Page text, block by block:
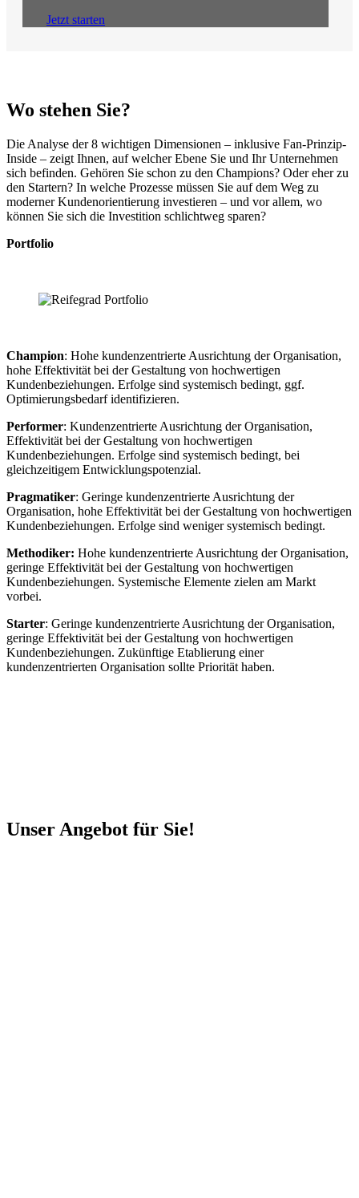
Jetzt starten
Wo stehen Sie?
Die Analyse der 8 wichtigen Dimensionen – inklusive Fan-Prinzip-
Inside – zeigt Ihnen, auf welcher Ebene Sie und Ihr Unternehmen
sich befinden. Gehören Sie schon zu den Champions? Oder eher zu
den Startern? In welche Prozesse müssen Sie auf dem Weg zu
moderner Kundenorientierung investieren – und vor allem, wo
können Sie sich die Investition schlichtweg sparen?
Portfolio
Champion: Hohe kundenzentrierte Ausrichtung der Organisation,
hohe Effektivität bei der Gestaltung von hochwertigen
Kundenbeziehungen. Erfolge sind systemisch bedingt, ggf.
Optimierungsbedarf identifizieren.
Performer: Kundenzentrierte Ausrichtung der Organisation,
Effektivität bei der Gestaltung von hochwertigen
Kundenbeziehungen. Erfolge sind systemisch bedingt, bei
gleichzeitigem Entwicklungspotenzial.
Pragmatiker: Geringe kundenzentrierte Ausrichtung der
Organisation, hohe Effektivität bei der Gestaltung von hochwertigen
Kundenbeziehungen. Erfolge sind weniger systemisch bedingt.
Methodiker: Hohe kundenzentrierte Ausrichtung der Organisation,
geringe Effektivität bei der Gestaltung von hochwertigen
Kundenbeziehungen. Systemische Elemente zielen am Markt
vorbei.
Starter: Geringe kundenzentrierte Ausrichtung der Organisation,
geringe Effektivität bei der Gestaltung von hochwertigen
Kundenbeziehungen. Zukünftige Etablierung einer
kundenzentrierten Organisation sollte Priorität haben.
Unser Angebot für Sie!